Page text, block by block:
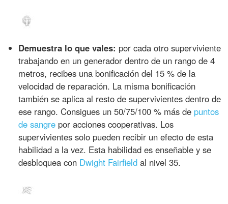
Demuestra lo que vales: por cada otro superviviente
trabajando en un generador dentro de un rango de 4
metros, recibes una bonificación del 15 % de la
velocidad de reparación. La misma bonificación
también se aplica al resto de supervivientes dentro de
ese rango. Consigues un 50/75/100 % más de puntos
de sangre por acciones cooperativas. Los
supervivientes solo pueden recibir un efecto de esta
habilidad a la vez. Esta habilidad es enseñable y se
desbloquea con Dwight Fairfield al nivel 35.